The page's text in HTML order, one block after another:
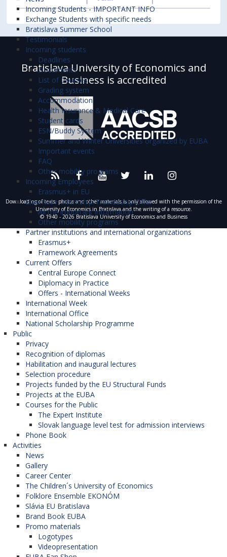
Incoming Students - IMPORTANT INFO
Exchange Students with specific needs
Bratislava Summer School
Testimonials
Incoming students
Deadlines
Documents
List of Courses
Grading system
Accommodation
Health Insurance & Medical Care
Student cards
ESN/Buddy System
Summer and Winter Universities organized by EUBA
Important events
FAQ
Other mobility programs
Incoming Employees
Erasmus+ in EU
Erasmus+ Internship/Traineeship Offer
All the important information
Other mobility programs
Partner institutions and international organizations
Erasmus+
Framework Agreements
Current Offers
Central Europe Connect
Diplomacy in Practice
Offers - International Weeks
International Week
International Office
National Scholarship Programme
Public
Privacy
Recognition of diplomas
Habilitation and inaugural lectures
Selection procedure
Projects funded by the EU Structural Funds
Projects at the EUBA
Courses for the Public
The Expert Institute
Slovak language level test for admission interviews
Phone Book
Activities
News
Gallery
Career Center
The Children´s University of Economics
Folklore Ensemble EKONÓM
Slávia EU Bratislava
Brand Book EUBA
Promo materials
Logotypes
Videopresentation
Bratislava University of Economics and
Business is accredited
Downloading of texts, photos and other materials is only allowed with the permission of the
University of Economics in Bratislava and the writing of a resource.
© 1940 - 2026 Bratislava University of Economics and Business